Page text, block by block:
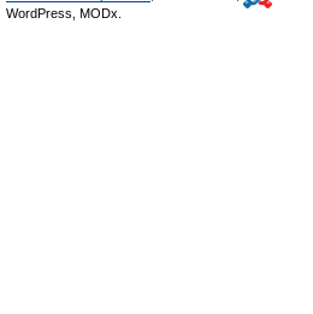
WordPress, MODx.